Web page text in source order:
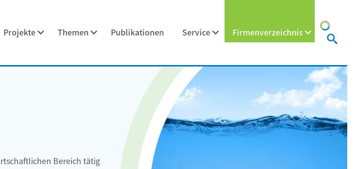
Projekte Themen Publikationen Service Firmenverzeichnis
Bereich tätig